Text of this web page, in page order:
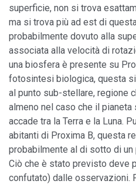
superficie, non si trova
ma si trova più ad est di
probabilmente dovuto alla
associata alla velocità di
una biosfera è presente su
fotosintesi biologica, questa
al punto sub-stellare, regione
almeno nel caso che il
accade tra la Terra e la Luna.
abitanti di Proxima B, questa
probabilmente al di sotto di
Ciò che è stato previsto deve
confutato) dalle osservazioni.